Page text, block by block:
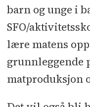
barn og unge i
SFO/
lære matens
grunnleggende
matproduksjon